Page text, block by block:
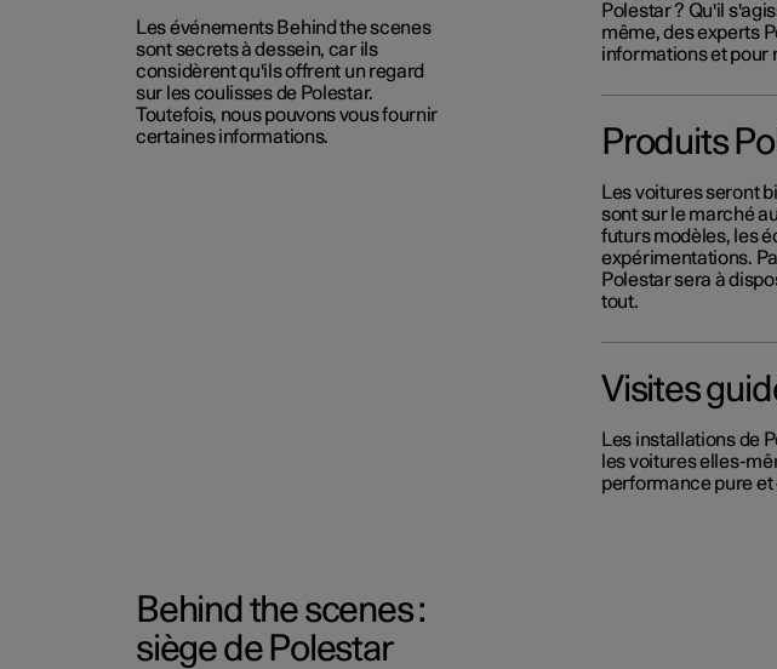
Les événements Behind the scenes
sont secrets à dessein, car ils
considèrent qu'ils offrent un regard
sur les coulisses de Polestar.
Toutefois, nous pouvons vous fournir
certaines informations.
Polestar ? Qu'il
même, des experts
informations et pour
Produits
Les voitures seront
sont sur le marché
futurs modèles, les
expérimentations.
Polestar sera à
tout.
Visites
Les installations de
les voitures elles-
performance pure et
Behind the scenes :
siège de Polestar